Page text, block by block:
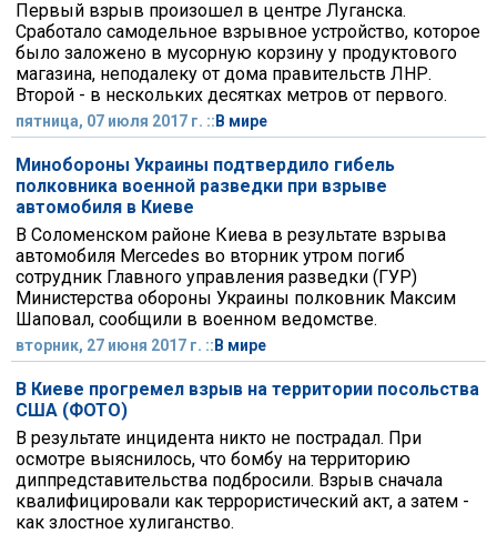
Первый взрыв произошел в центре Луганска.
Сработало самодельное взрывное устройство, которое
было заложено в мусорную корзину у продуктового
магазина, неподалеку от дома правительств ЛНР.
Второй - в нескольких десятках метров от первого.
пятница, 07 июля 2017 г. :: В мире
Минобороны Украины подтвердило гибель
полковника военной разведки при взрыве
автомобиля в Киеве
В Соломенском районе Киева в результате взрыва
автомобиля Mercedes во вторник утром погиб
сотрудник Главного управления разведки (ГУР)
Министерства обороны Украины полковник Максим
Шаповал, сообщили в военном ведомстве.
вторник, 27 июня 2017 г. :: В мире
В Киеве прогремел взрыв на территории посольства
США (ФОТО)
В результате инцидента никто не пострадал. При
осмотре выяснилось, что бомбу на территорию
диппредставительства подбросили. Взрыв сначала
квалифицировали как террористический акт, а затем -
как злостное хулиганство.